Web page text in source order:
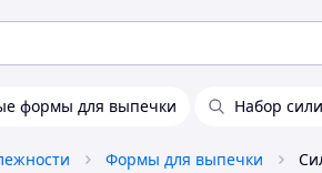
формы для выпечки Набор
Формы для выпечки